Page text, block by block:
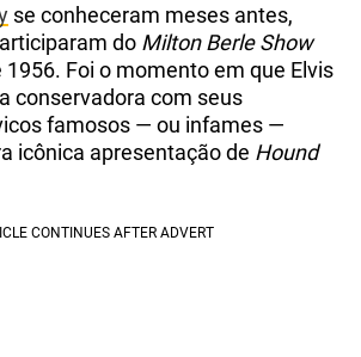
se conheceram meses antes,
do Milton Berle Show
1956. Foi o momento em que Elvis
conservadora com seus
famosos — ou infames —
icônica apresentação de Hound